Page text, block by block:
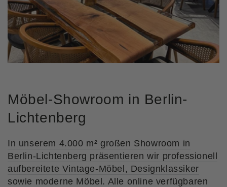
Möbel-Showroom in Berlin-
Lichtenberg
In unserem 4.000 m² großen Showroom in
Berlin-Lichtenberg präsentieren wir professionell
aufbereitete Vintage-Möbel, Designklassiker
sowie moderne Möbel. Alle online verfügbaren